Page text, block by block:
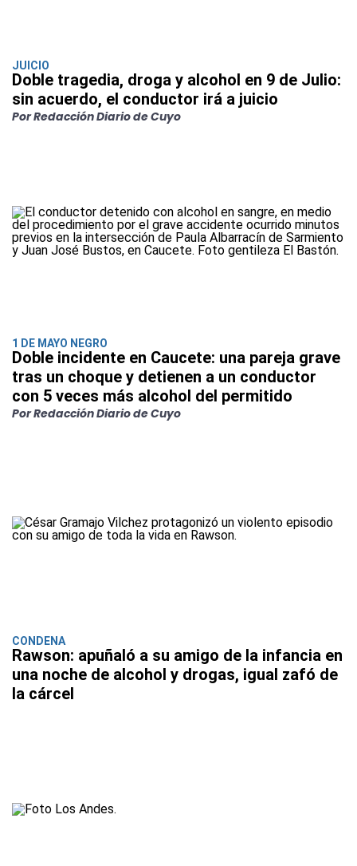
JUICIO
Doble tragedia, droga y alcohol en 9 de Julio:
sin acuerdo, el conductor irá a juicio
Por Redacción Diario de Cuyo
1 DE MAYO NEGRO
Doble incidente en Caucete: una pareja grave
tras un choque y detienen a un conductor
con 5 veces más alcohol del permitido
Por Redacción Diario de Cuyo
CONDENA
Rawson: apuñaló a su amigo de la infancia en
una noche de alcohol y drogas, igual zafó de
la cárcel